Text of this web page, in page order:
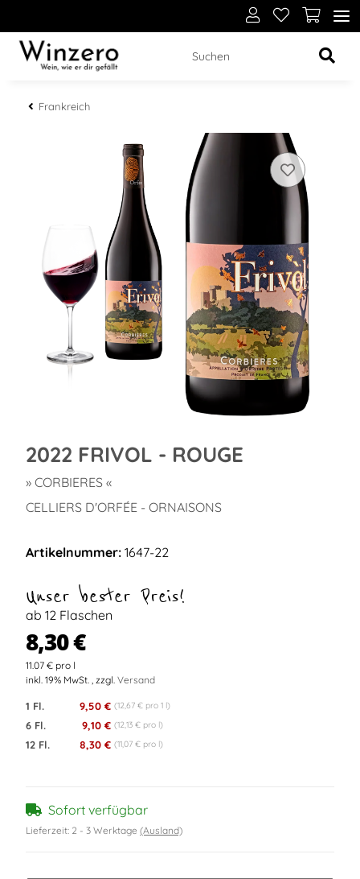
Frankreich
2022 FRIVOL - ROUGE
» CORBIERES «
CELLIERS D'ORFÉE - ORNAISONS
Artikelnummer: 1647-22
Unser bester Preis!
ab 12 Flaschen
8,30 €
11.07 € pro l
inkl. 19% MwSt. , zzgl. Versand
1 Fl. 9,50 € (12,67 € pro 1 l)
6 Fl. 9,10 € (12,13 € pro l)
12 Fl. 8,30 € (11,07 € pro l)
Sofort verfügbar
Lieferzeit: 2 - 3 Werktage (Ausland)